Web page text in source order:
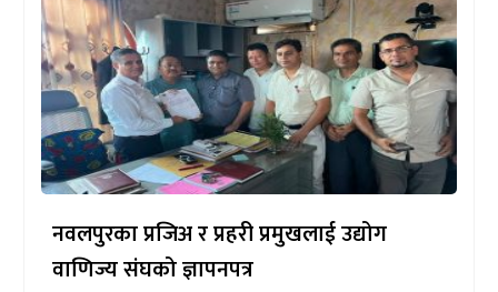
नवलपुरका प्रजिअ र प्रहरी प्रमुखलाई उद्योग
वाणिज्य संघको ज्ञापनपत्र